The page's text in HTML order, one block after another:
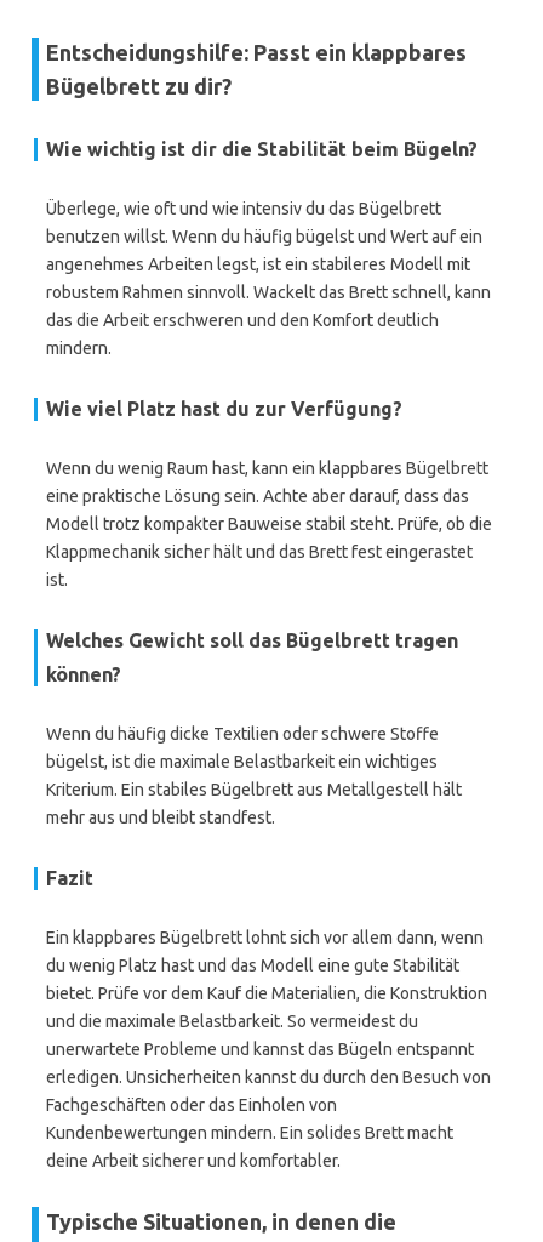
Entscheidungshilfe: Passt ein klappbares
Bügelbrett zu dir?
Wie wichtig ist dir die Stabilität beim Bügeln?
Überlege, wie oft und wie intensiv du das Bügelbrett
benutzen willst. Wenn du häufig bügelst und Wert auf ein
angenehmes Arbeiten legst, ist ein stabileres Modell mit
robustem Rahmen sinnvoll. Wackelt das Brett schnell, kann
das die Arbeit erschweren und den Komfort deutlich
mindern.
Wie viel Platz hast du zur Verfügung?
Wenn du wenig Raum hast, kann ein klappbares Bügelbrett
eine praktische Lösung sein. Achte aber darauf, dass das
Modell trotz kompakter Bauweise stabil steht. Prüfe, ob die
Klappmechanik sicher hält und das Brett fest eingerastet
ist.
Welches Gewicht soll das Bügelbrett tragen
können?
Wenn du häufig dicke Textilien oder schwere Stoffe
bügelst, ist die maximale Belastbarkeit ein wichtiges
Kriterium. Ein stabiles Bügelbrett aus Metallgestell hält
mehr aus und bleibt standfest.
Fazit
Ein klappbares Bügelbrett lohnt sich vor allem dann, wenn
du wenig Platz hast und das Modell eine gute Stabilität
bietet. Prüfe vor dem Kauf die Materialien, die Konstruktion
und die maximale Belastbarkeit. So vermeidest du
unerwartete Probleme und kannst das Bügeln entspannt
erledigen. Unsicherheiten kannst du durch den Besuch von
Fachgeschäften oder das Einholen von
Kundenbewertungen mindern. Ein solides Brett macht
deine Arbeit sicherer und komfortabler.
Typische Situationen, in denen die